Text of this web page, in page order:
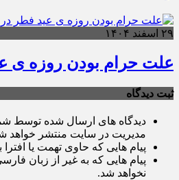
۲۹ اسفند ۱۴۰۴
علت حرام بودن روزه ی
ثبت دیدگاه
دیدگاه های ارسال شده توسط
مدیریت در سایت منتشر خواهد
پیام هایی که حاوی تهمت یا
پیام هایی که به غیر از زبان
نخواهد شد.